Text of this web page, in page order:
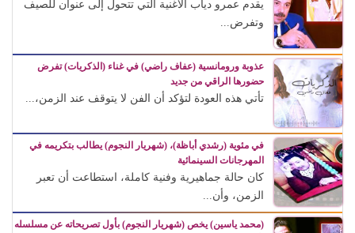
يقدم عمرو دياب الأغنية التي تتحول إلى عنوان للصيف
وتفرض...
عذوبة ورومانسية (عفاف راضي) في غناء (الذكريات) تفرض
حضورها الراقي من جديد
تأتي هذه العودة لتؤكد أن الفن لا يتوقف عند الزمن،...
في مئوية (رشدي أباظة)، (شهريار النجوم) يطالب بتكريمه في
المهرجانات السينمائية
كان حالة جماهيرية وفنية كاملة، استطاعت أن تعبر
الزمن، وأن...
(محمد ياسين) يخص (شهريار النجوم) بأول تصريحاته عن مسلسله